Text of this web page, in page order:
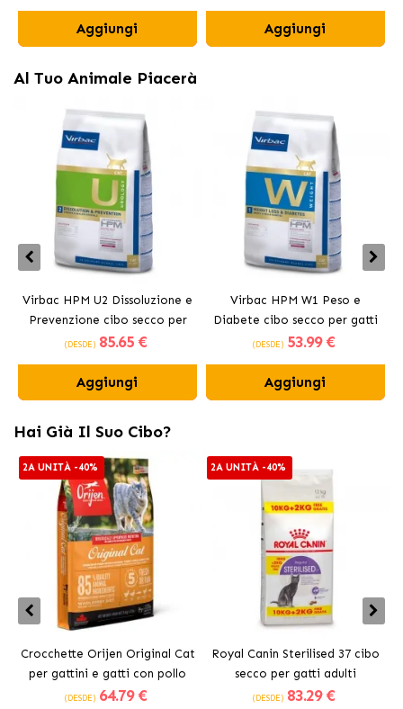
Aggiungi Aggiungi
Al Tuo Animale Piacerà
Virbac HPM U2 Dissoluzione e
Prevenzione cibo secco per
gatti
(DESDE) 85.65 €
Aggiungi
Virbac HPM W1 Peso e
Diabete cibo secco per gatti
(DESDE) 53.99 €
Aggiungi
Hai Già Il Suo Cibo?
2A UNITÀ -40%
Crocchette Orijen Original Cat
per gattini e gatti con pollo
(DESDE) 64.79 €
2A UNITÀ -40%
Royal Canin Sterilised 37 cibo
secco per gatti adulti
sterilizzati
(DESDE) 83.29 €